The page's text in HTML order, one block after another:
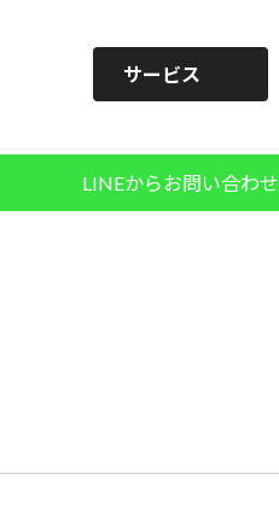
サービス
LINEからお問い合わせ